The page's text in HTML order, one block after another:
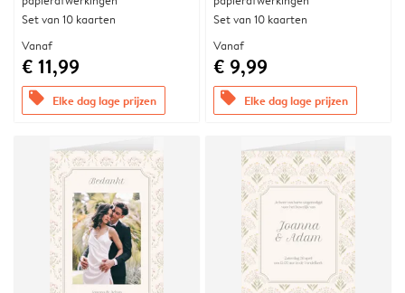
Set van 10 kaarten
Vanaf
€ 11,99
offers Elke dag lage prijzen
Set van 10 kaarten
Vanaf
€ 9,99
offers Elke dag lage prijzen